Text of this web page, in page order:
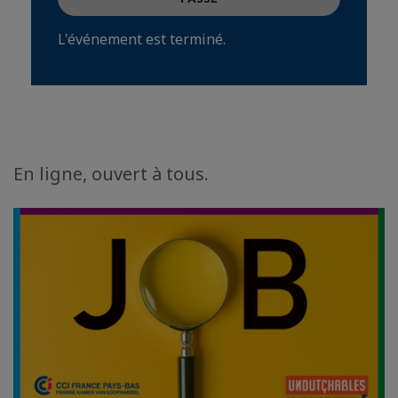
L'événement est terminé.
En ligne, ouvert à tous.